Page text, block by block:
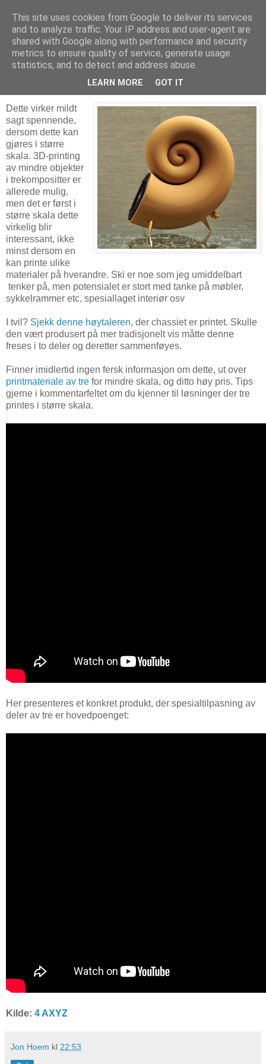
Arkitektur & Miljøteknologi
29 april 2015
3D-printing av treverk
Dette virker mildt
sagt spennende,
dersom dette kan
gjøres i større
skala. 3D-printing
av mindre objekter
i trekompositter er
allerede mulig,
men det er først i
større skala dette
virkelig blir
interessant, ikke
minst dersom en
kan printe ulike
materialer på hverandre. Ski er noe som jeg umiddelbart
tenker på, men potensialet er stort med tanke på møbler,
sykkelrammer etc, spesiallaget interiør osv
I tvil? Sjekk denne høytaleren, der chassiet er printet. Skulle
den vært produsert på mer tradisjonelt vis måtte denne
freses i to deler og deretter sammenføyes.
Finner imidlertid ingen fersk informasjon om dette, ut over
printmateriale av tre for mindre skala, og ditto høy pris. Tips
gjerne i kommentarfeltet om du kjenner til løsninger der tre
printes i større skala.
Her presenteres et konkret produkt, der spesialtilpasning av
deler av tre er hovedpoenget:
Kilde: 4 AXYZ
Jon Hoem kl 22:53
This site uses cookies from Google to deliver its services
and to analyze traffic. Your IP address and user-agent are
shared with Google along with performance and security
metrics to ensure quality of service, generate usage
statistics, and to detect and address abuse.
LEARN MORE GOT IT